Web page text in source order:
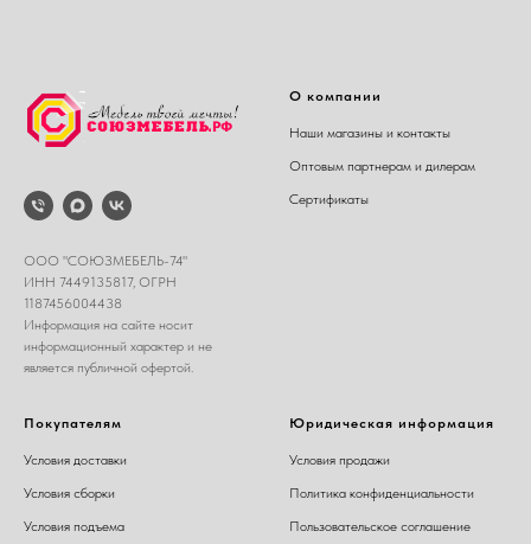
ООО "СОЮЗМЕБЕЛЬ-74"
ИНН 7449135817, ОГРН
1187456004438
Информация на сайте носит
информационный характер и не
является публичной офертой.
О компании
Наши магазины и контакты
Оптовым партнерам и дилерам
Сертификаты
Покупателям
Условия доставки
Условия сборки
Условия подъема
Юридическая информация
Условия продажи
Политика конфиденциальности
Пользовательское соглашение